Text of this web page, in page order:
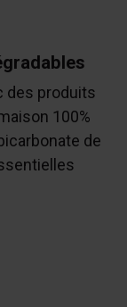
des produits
100%
de